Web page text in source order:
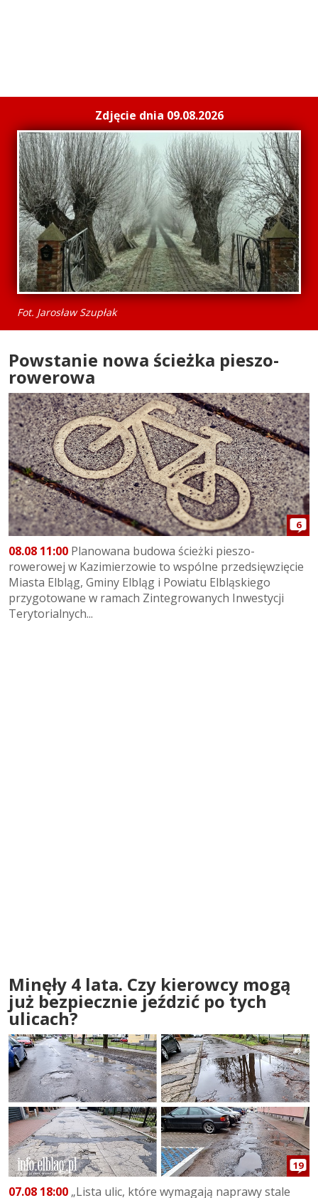
Zdjęcie dnia 09.08.2026
Fot. Jarosław Szupłak
Powstanie nowa ścieżka pieszo-
rowerowa
6
08.08 11:00 Planowana budowa ścieżki pieszo-
rowerowej w Kazimierzowie to wspólne przedsięwzięcie
Miasta Elbląg, Gminy Elbląg i Powiatu Elbląskiego
przygotowane w ramach Zintegrowanych Inwestycji
Terytorialnych...
Minęły 4 lata. Czy kierowcy mogą
już bezpiecznie jeździć po tych
ulicach?
19
07.08 18:00 „Lista ulic, które wymagają naprawy stale